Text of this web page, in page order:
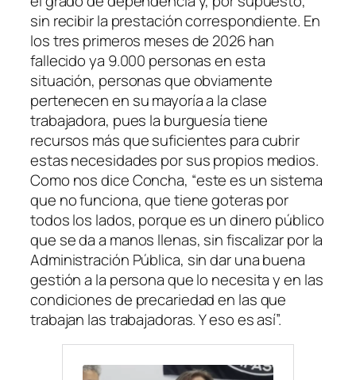
sin recibir la prestación correspondiente. En
los tres primeros meses de 2026 han
fallecido ya 9.000 personas en esta
situación, personas que obviamente
pertenecen en su mayoría a la clase
trabajadora, pues la burguesía tiene
recursos más que suficientes para cubrir
estas necesidades por sus propios medios.
Como nos dice Concha, “este es un sistema
que no funciona, que tiene goteras por
todos los lados, porque es un dinero público
que se da a manos llenas, sin fiscalizarpor la
Administración Pública, sin dar una buena
gestión a la persona que lo necesita y en las
condiciones de precariedad en las que
trabajan las trabajadoras.Y eso es así”.